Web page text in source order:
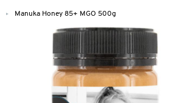
Manuka Honey 85+ MGO 500g